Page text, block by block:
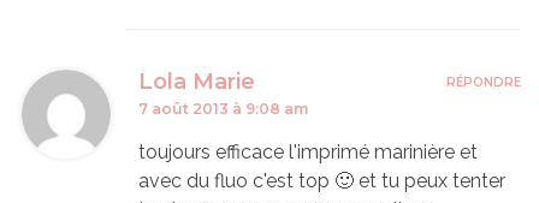
Lola Marie
7 août 2013 à 9:08 am
toujours efficace l'imprimé marinière et
avec du fluo c'est top 🙂 et tu peux tenter
RÉPONDRE